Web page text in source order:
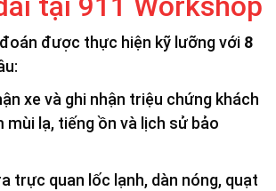
được thực hiện kỹ lưỡng với 8
xe và ghi nhận triệu chứng khách
mùi lạ, tiếng ồn và lịch sử bảo
trực quan lốc lạnh, dàn nóng, quạt